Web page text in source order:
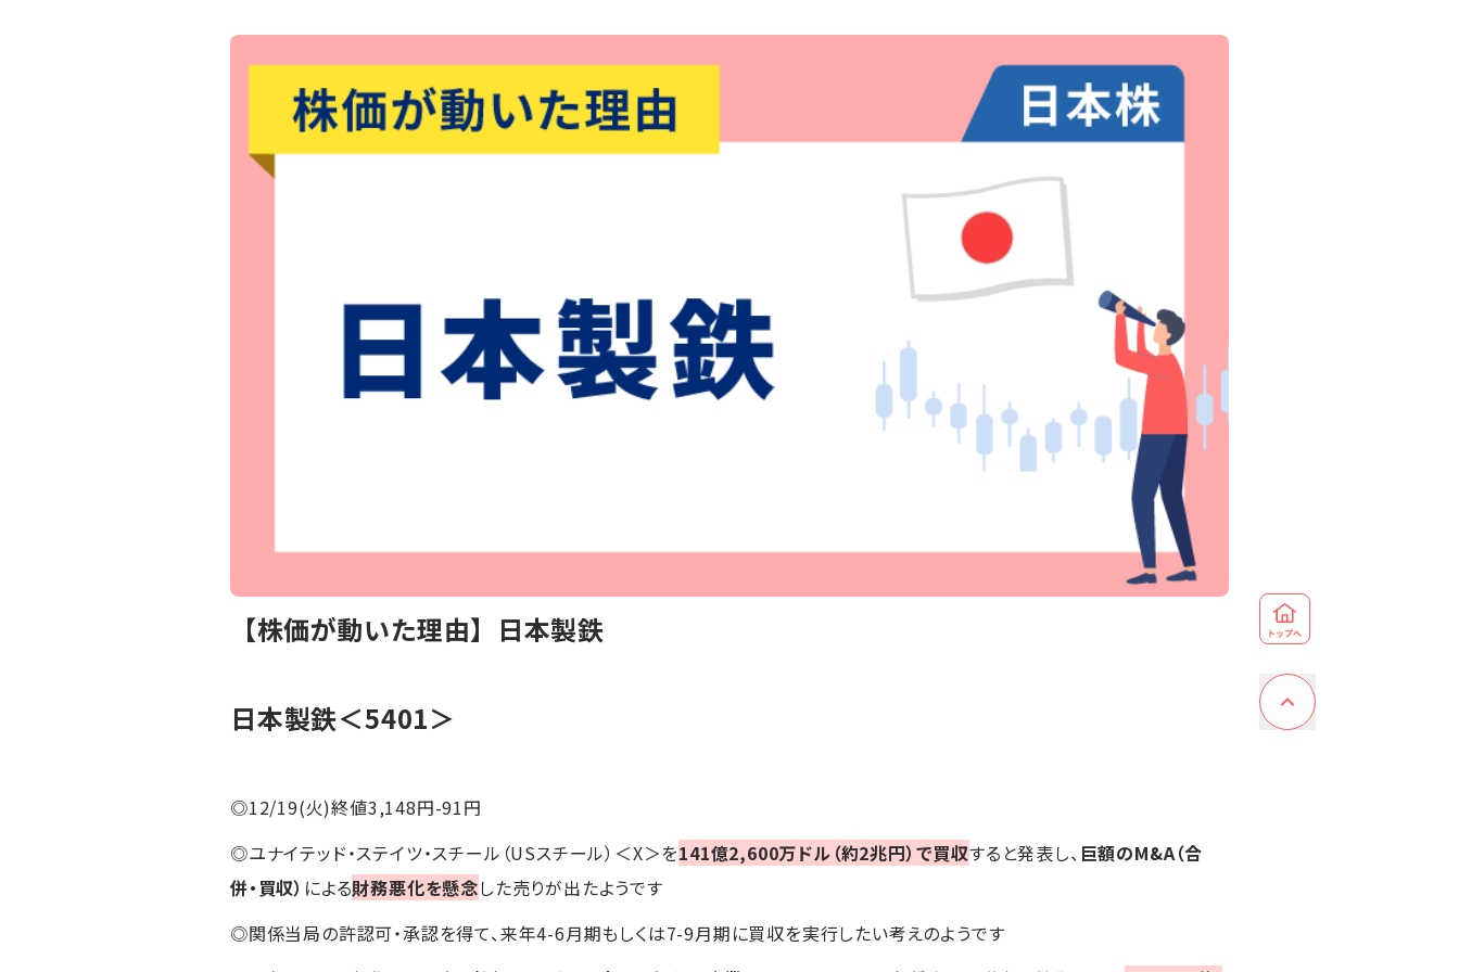
【株価が動いた理由】日本製鉄
日本製鉄＜5401＞
◎12/19(火)終値3,148円-91円
◎ユナイテッド・ステイツ・スチール（USスチール）＜X＞を141億2,600万ドル（約2兆円）で買収すると発表し、 巨額のM&A（合
併・買収） による財務悪化を懸念した売りが出たようです
◎関係当局の許認可・承認を得て、来年4-6月期もしくは7-9月期に買収を実行したい考えのようです